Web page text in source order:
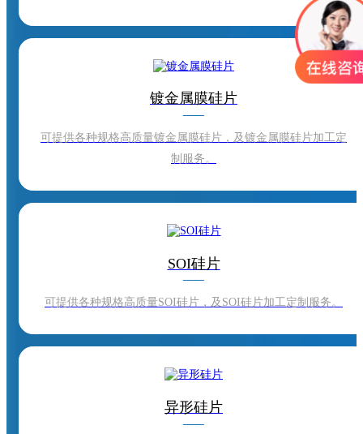
镀金属膜硅片
可提供各种规格高质量镀金属膜硅片，及镀金属膜硅片加工定
制服务。
SOI硅片
可提供各种规格高质量SOI硅片，及SOI硅片加工定制服务。
异形硅片